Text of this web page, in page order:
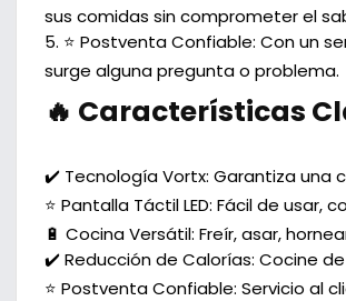
sus comidas sin comprometer el
5. ⭐ Postventa Confiable: Con un
surge alguna pregunta o problema.
🔥 Características
✔️ Tecnología Vortx: Garantiza una
⭐ Pantalla Táctil LED: Fácil de usar,
🔋 Cocina Versátil: Freír, asar,
✔️ Reducción de Calorías: Cocine
⭐ Postventa Confiable: Servicio al